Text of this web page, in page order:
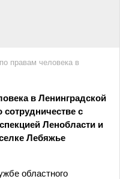
правам человека в
в Ленинградской
с
Ленобласти и
Лебяжье
областного